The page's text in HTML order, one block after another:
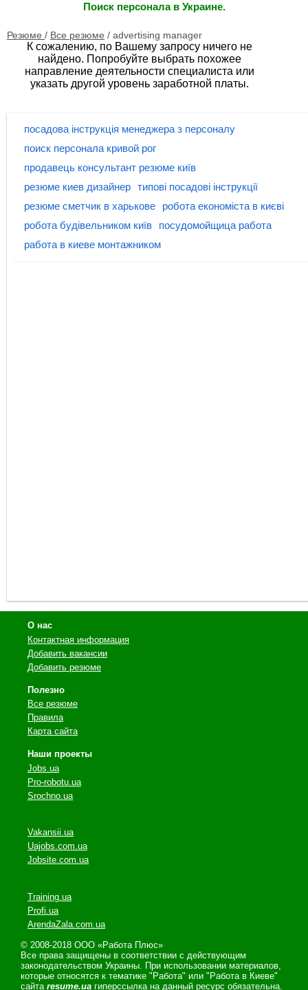
Поиск персонала в Украине.
Резюме / Все резюме / advertising manager
К сожалению, по Вашему запросу ничего не
найдено. Попробуйте выбрать похожее
направление деятельности специалиста или
указать другой уровень заработной платы.
посадова інструкція менеджера з персоналу
поиск персонала кривой рог
продавець консультант резюме київ
резюме киев дизайнер типові посадові інструкції
резюме сметчик в харькове
робота економіста в києві
робота будівельником київ
посудомойщица работа
работа в киеве монтажником
О нас
Контактная информация
Добавить вакансии
Добавить резюме
Полезно
Все резюме
Правила
Карта сайта
Наши проекты
Jobs.ua
Pro-robotu.ua
Srochno.ua
Vakansii.ua
Uajobs.com.ua
Jobsite.com.ua
Training.ua
Profi.ua
ArendaZala.com.ua
© 2008-2018 ООО «Работа Плюс»
Все права защищены в соответствии с действующим
законодательством Украины. При использовании материалов,
которые относятся к тематике "Работа" или "Работа в Киеве"
сайта resume.ua гиперссылка на данный ресурс обязательна.